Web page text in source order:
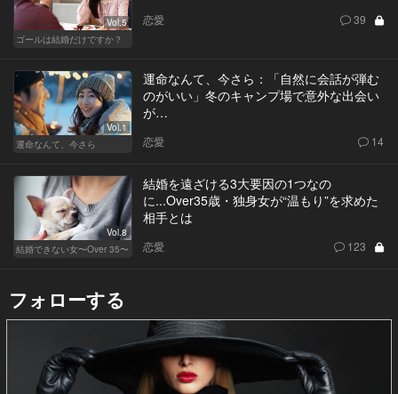
Vol.5
ゴールは結婚だけですか？
恋愛 39
Vol.1
運命なんて、今さら
運命なんて、今さら：「自然に会話が弾む
のがいい」冬のキャンプ場で意外な出会い
が…
恋愛 14
Vol.8
結婚できない女〜Over 35〜
結婚を遠ざける3大要因の1つなの
に...Over35歳・独身女が“温もり”を求めた
相手とは
恋愛 123
フォローする